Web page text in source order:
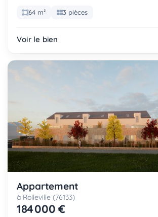
64 m² 3 pièces
Voir le bien
Appartement
à Rolleville (76133)
184 000 €